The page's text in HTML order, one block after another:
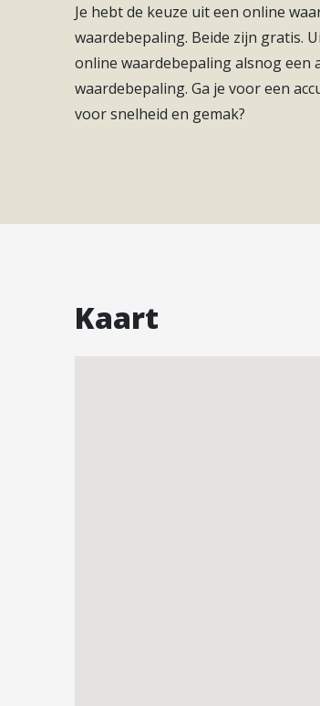
– Centraal in Nieuwegein gelegen,
Makado;
– Openbaar vervoer zoals tram en
– De uitvalswegen zijn zeer snel te
Interesse in dit huis? Schakel
Aantal kamers 5
Aantal slaapkamers 3
Bouwvorm
Je hebt de keuze uit een online
waardebepaling. Beide zijn gratis.
online waardebepaling alsnog een
waardebepaling. Ga je voor een
voor snelheid en gemak?
Kaart